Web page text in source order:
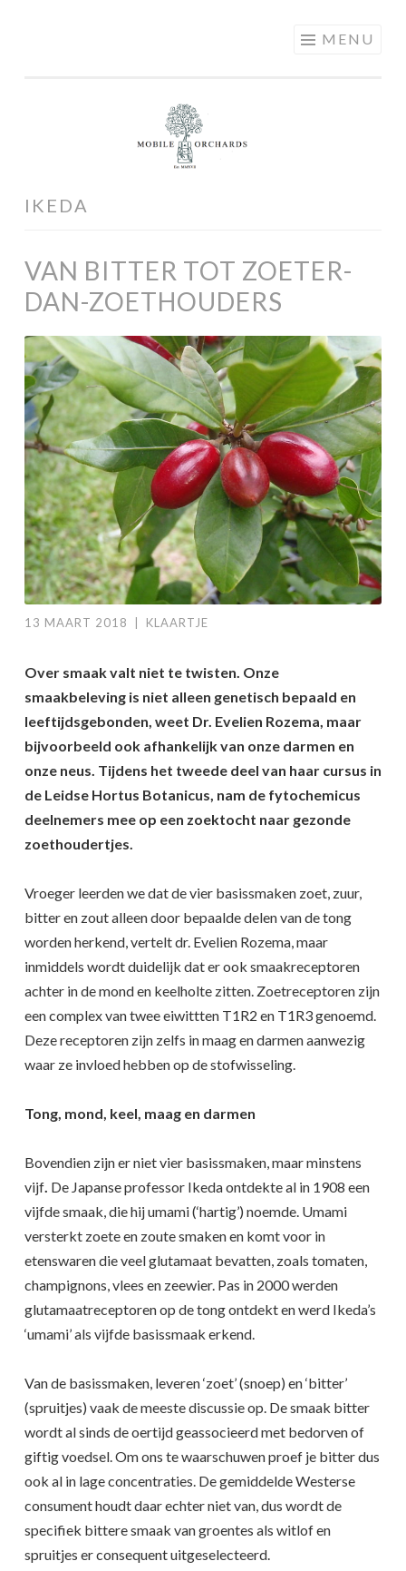
MENU
IKEDA
VAN BITTER TOT ZOETER-
DAN-ZOETHOUDERS
13 MAART 2018 KLAARTJE
Over smaak valt niet te twisten. Onze
smaakbeleving is niet alleen genetisch bepaald en
leeftijdsgebonden, weet Dr. Evelien Rozema, maar
bijvoorbeeld ook afhankelijk van onze darmen en
onze neus. Tijdens het tweede deel van haar cursus in
de Leidse Hortus Botanicus, nam de fytochemicus
deelnemers mee op een zoektocht naar gezonde
zoethoudertjes.
Vroeger leerden we dat de vier basissmaken zoet, zuur,
bitter en zout alleen door bepaalde delen van de tong
worden herkend, vertelt dr. Evelien Rozema, maar
inmiddels wordt duidelijk dat er ook smaakreceptoren
achter in de mond en keelholte zitten. Zoetreceptoren zijn
een complex van twee eiwittten T1R2 en T1R3 genoemd.
Deze receptoren zijn zelfs in maag en darmen aanwezig
waar ze invloed hebben op de stofwisseling.
Tong, mond, keel, maag en darmen
Bovendien zijn er niet vier basissmaken, maar minstens
vijf De Japanse professor Ikeda ontdekte al in 1908 een
vijfde smaak, die hij umami (‘hartig’) noemde. Umami
versterkt zoete en zoute smaken en komt voor in
etenswaren die veel glutamaat bevatten, zoals tomaten,
champignons, vlees en zeewier. Pas in 2000 werden
glutamaatreceptoren op de tong ontdekt en werd Ikeda’s
‘umami’ als vijfde basissmaak erkend.
Van de basissmaken, leveren ‘zoet’ (snoep) en ‘bitter’
(spruitjes) vaak de meeste discussie op. De smaak bitter
wordt al sinds de oertijd geassocieerd met bedorven of
giftig voedsel. Om ons te waarschuwen proef je bitter dus
ook al in lage concentraties. De gemiddelde Westerse
consument houdt daar echter niet van, dus wordt de
specifiek bittere smaak van groentes als witlof en
spruitjes er consequent uitgeselecteerd.